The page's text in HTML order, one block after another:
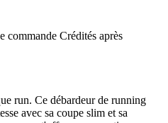
commande Crédités après
run. Ce débardeur de running
avec sa coupe slim et sa